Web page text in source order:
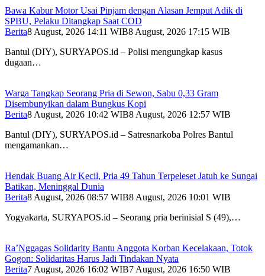
Bawa Kabur Motor Usai Pinjam dengan Alasan Jemput Adik di
SPBU, Pelaku Ditangkap Saat COD
Berita8 August, 2026 14:11 WIB8 August, 2026 17:15 WIB
Bantul (DIY), SURYAPOS.id – Polisi mengungkap kasus
dugaan…
Warga Tangkap Seorang Pria di Sewon, Sabu 0,33 Gram
Disembunyikan dalam Bungkus Kopi
Berita8 August, 2026 10:42 WIB8 August, 2026 12:57 WIB
Bantul (DIY), SURYAPOS.id – Satresnarkoba Polres Bantul
mengamankan…
Hendak Buang Air Kecil, Pria 49 Tahun Terpeleset Jatuh ke Sungai
Batikan, Meninggal Dunia
Berita8 August, 2026 08:57 WIB8 August, 2026 10:01 WIB
Yogyakarta, SURYAPOS.id – Seorang pria berinisial S (49),…
Ra’Nggagas Solidarity Bantu Anggota Korban Kecelakaan, Totok
Gogon: Solidaritas Harus Jadi Tindakan Nyata
Berita7 August, 2026 16:02 WIB7 August, 2026 16:50 WIB